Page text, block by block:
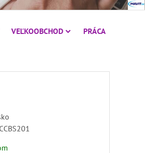
VEĽKOOBCHOD PRÁCA